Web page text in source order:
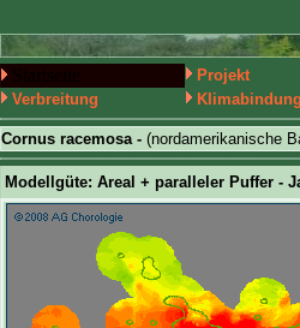
Projekt
Verbreitung
Klimabindung
Cornus racemosa - (nordamerikanische
Modellgüte: Areal + paralleler Puffer -